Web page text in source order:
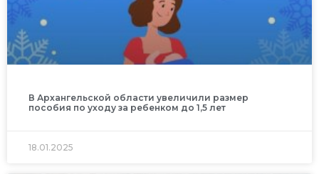
В Архангельской области увеличили размер
пособия по уходу за ребенком до 1,5 лет
18.01.2025